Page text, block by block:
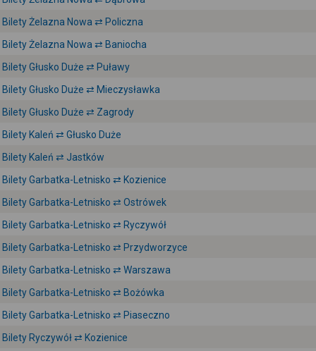
Bilety Żelazna Nowa ⇄ Policzna
Bilety Żelazna Nowa ⇄ Baniocha
Bilety Głusko Duże ⇄ Puławy
Bilety Głusko Duże ⇄ Mieczysławka
Bilety Głusko Duże ⇄ Zagrody
Bilety Kaleń ⇄ Głusko Duże
Bilety Kaleń ⇄ Jastków
Bilety Garbatka-Letnisko ⇄ Kozienice
Bilety Garbatka-Letnisko ⇄ Ostrówek
Bilety Garbatka-Letnisko ⇄ Ryczywół
Bilety Garbatka-Letnisko ⇄ Przydworzyce
Bilety Garbatka-Letnisko ⇄ Warszawa
Bilety Garbatka-Letnisko ⇄ Bożówka
Bilety Garbatka-Letnisko ⇄ Piaseczno
Bilety Ryczywół ⇄ Kozienice